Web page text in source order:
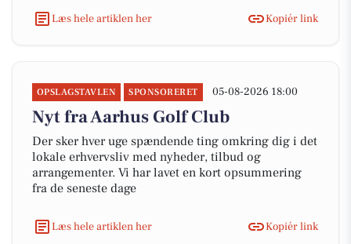
Læs hele artiklen her
Kopiér link
OPSLAGSTAVLEN SPONSORERET 05-08-2026 18:00
Nyt fra Aarhus Golf Club
Der sker hver uge spændende ting omkring dig i det
lokale erhvervsliv med nyheder, tilbud og
arrangementer. Vi har lavet en kort opsummering
fra de seneste dage
Læs hele artiklen her Kopiér link